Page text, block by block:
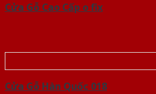
Cửa Gỗ Cao Cấp o fix
Cửa Gỗ Hàn Quốc 018